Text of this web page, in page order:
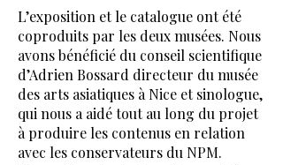
L’exposition et le catalogue ont été
coproduits par les deux musées. Nous
avons bénéficié du conseil scientifique
d’Adrien Bossard directeur du musée
des arts asiatiques à Nice et sinologue,
qui nous a aidé tout au long du projet
à produire les contenus en relation
avec les conservateurs du NPM.